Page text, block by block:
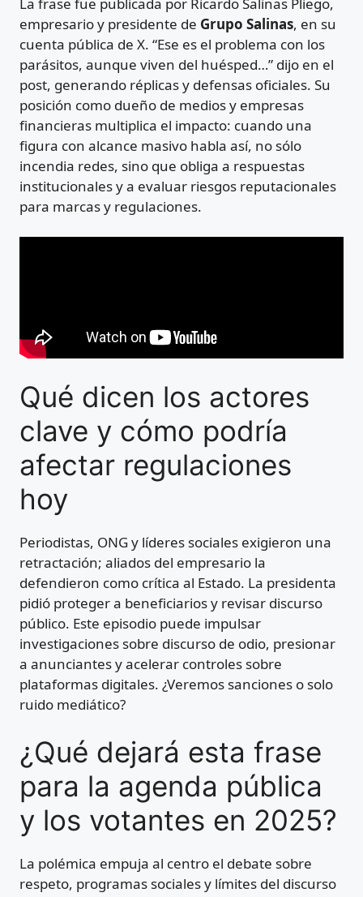
empresario y presidente de Grupo Salinas, en su
cuenta pública de X. “Ese es el problema con los
parásitos, aunque viven del huésped…” dijo en el
post, generando réplicas y defensas oficiales. Su
posición como dueño de medios y empresas
financieras multiplica el impacto: cuando una
figura con alcance masivo habla así, no sólo
incendia redes, sino que obliga a respuestas
institucionales y a evaluar riesgos reputacionales
para marcas y regulaciones.
Qué dicen los actores
clave y cómo podría
afectar regulaciones
hoy
Periodistas, ONG y líderes sociales exigieron una
retractación; aliados del empresario la
defendieron como crítica al Estado. La presidenta
pidió proteger a beneficiarios y revisar discurso
público. Este episodio puede impulsar
investigaciones sobre discurso de odio, presionar
a anunciantes y acelerar controles sobre
plataformas digitales. ¿Veremos sanciones o solo
ruido mediático?
¿Qué dejará esta frase
para la agenda pública
y los votantes en 2025?
La polémica empuja al centro el debate sobre
respeto, programas sociales y límites del discurso